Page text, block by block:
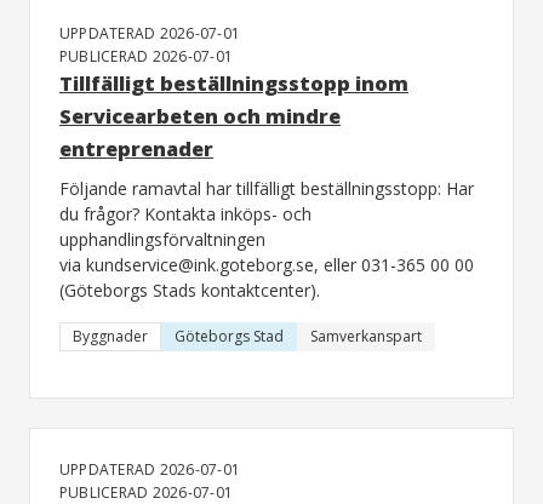
UPPDATERAD 2026-07-01
PUBLICERAD 2026-07-01
Tillfälligt beställningsstopp inom
Servicearbeten och mindre
entreprenader
Följande ramavtal har tillfälligt beställningsstopp: Har
du frågor? Kontakta inköps- och
upphandlingsförvaltningen
via kundservice@ink.goteborg.se, eller 031-365 00 00
(Göteborgs Stads kontaktcenter).
Byggnader Göteborgs Stad Samverkanspart
UPPDATERAD 2026-07-01
PUBLICERAD 2026-07-01